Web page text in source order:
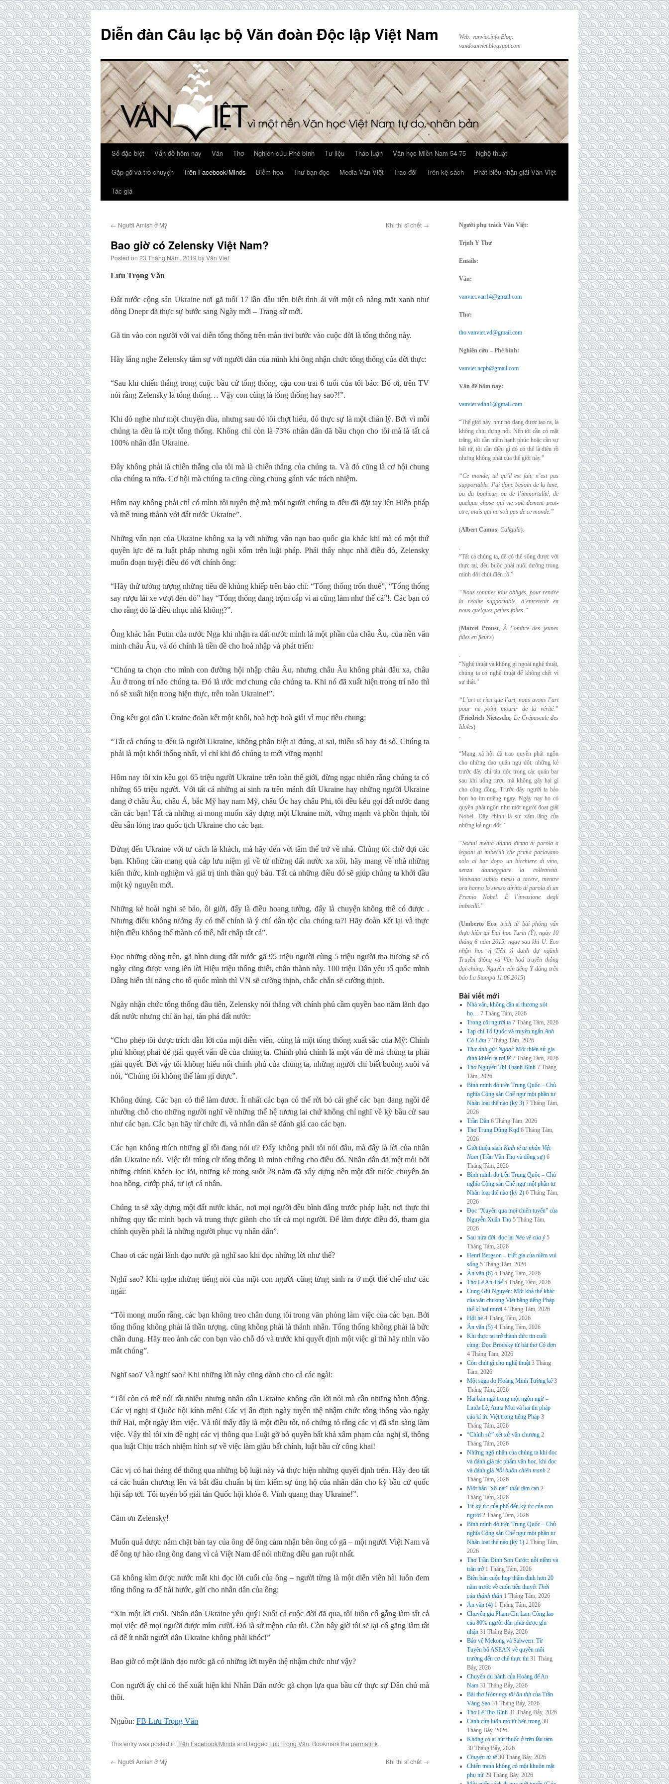
content
Diễn đàn Câu lạc bộ Văn đoàn Độc lập Việt Nam
Web: vanviet.info Blog:
vandoanviet.blogspot.com
Số đặc biệt Vấn đề hôm nay Văn Thơ Nghiên cứu Phê bình Tư liệu Thảo luận Văn học Miền Nam 54-75
Nghệ thuật
Gặp gỡ và trò chuyện
Trên Facebook/Minds Biếm họa Thư bạn đọc Media Văn Việt Trao đổi Trên kệ sách
Phát biểu nhận giải Văn Việt
Tác giả
← Người Amish ở Mỹ Khi thi sĩ chết →
Bao giờ có Zelensky Việt Nam?
Posted on 23 Tháng Năm, 2019 byVăn Việt
Lưu Trọng Văn
Đất nước cộng sản Ukraine nơi gã tuổi 17 lần đầu tiên biết tình ái với một cô nàng mắt xanh như
dòng Dnepr đã thực sự bước sang Ngày mới – Trang sử mới.
Gã tin vào con người với vai diễn tổng thống trên màn tivi bước vào cuộc đời là tổng thống này.
Hãy lắng nghe Zelensky tâm sự với người dân của mình khi ông nhận chức tổng thống của đời thực:
“Sau khi chiến thắng trong cuộc bầu cử tổng thống, cậu con trai 6 tuổi của tôi bảo: Bố ơi, trên TV
nói rằng Zelensky là tổng thống… Vậy con cũng là tổng thống hay sao?!”.
Khi đó nghe như một chuyện đùa, nhưng sau đó tôi chợt hiểu, đó thực sự là một chân lý. Bởi vì mỗi
chúng ta đều là một tổng thống. Không chỉ còn là 73% nhân dân đã bầu chọn cho tôi mà là tất cả
100% nhân dân Ukraine.
Đây không phải là chiến thắng của tôi mà là chiến thắng của chúng ta. Và đó cũng là cơ hội chung
của chúng ta nữa. Cơ hội mà chúng ta cũng cùng chung gánh vác trách nhiệm.
Hôm nay không phải chỉ có mình tôi tuyên thệ mà mỗi người chúng ta đều đã đặt tay lên Hiến pháp
và thề trung thành với đất nước Ukraine”.
Những vấn nạn của Ukraine không xa lạ với những vấn nạn bao quốc gia khác khi mà có một thứ
quyền lực đẻ ra luật pháp nhưng ngồi xổm trên luật pháp. Phải thấy nhục nhã điều đó, Zelensky
muốn đoạn tuyệt điều đó với chính ông:
“Hãy thử tưởng tượng những tiêu đề khủng khiếp trên báo chí: “Tổng thống trốn thuế”, “Tổng thống
say rượu lái xe vượt đèn đỏ” hay “Tổng thống đang trộm cắp vì ai cũng làm như thế cả”!. Các bạn có
cho rằng đó là điều nhục nhã không?”.
Ông khác hẳn Putin của nước Nga khi nhận ra đất nước mình là một phần của châu Âu, của nền văn
minh châu Âu, và đó chính là tiền đề cho hoà nhập và phát triển:
“Chúng ta chọn cho mình con đường hội nhập châu Âu, nhưng châu Âu không phải đâu xa, châu
Âu ở trong trí não chúng ta. Đó là ước mơ chung của chúng ta. Khi nó đã xuất hiện trong trí não thì
nó sẽ xuất hiện trong hiện thực, trên toàn Ukraine!”.
Ông kêu gọi dân Ukraine đoàn kết một khối, hoà hợp hoà giải vì mục tiêu chung:
“Tất cả chúng ta đều là người Ukraine, không phân biệt ai đúng, ai sai, thiểu số hay đa số. Chúng ta
phải là một khối thống nhất, vì chỉ khi đó chúng ta mới vững mạnh!
Hôm nay tôi xin kêu gọi 65 triệu người Ukraine trên toàn thế giới, đừng ngạc nhiên rằng chúng ta có
những 65 triệu người. Với tất cả những ai sinh ra trên mảnh đất Ukraine hay những người Ukraine
đang ở châu Âu, châu Á, bắc Mỹ hay nam Mỹ, châu Úc hay châu Phi, tôi đều kêu gọi đất nước đang
cần các bạn! Tất cả những ai mong muốn xây dựng một Ukraine mới, vững mạnh và phồn thịnh, tôi
đều sẵn lòng trao quốc tịch Ukraine cho các bạn.
Đừng đến Ukraine với tư cách là khách, mà hãy đến với tâm thế trở về nhà. Chúng tôi chờ đợi các
bạn. Không cần mang quà cáp lưu niệm gì về từ những đất nước xa xôi, hãy mang về nhà những
kiến thức, kinh nghiệm và giá trị tinh thần quý báu. Tất cả những điều đó sẽ giúp chúng ta khởi đầu
một kỷ nguyên mới.
Những kẻ hoài nghi sẽ bảo, ôi giời, đấy là điều hoang tưởng, đấy là chuyện không thể có được .
Nhưng điều không tưởng ấy có thể chính là ý chí dân tộc của chúng ta?! Hãy đoàn kết lại và thực
hiện điều không thể thành có thể, bất chấp tất cả”.
Đọc những dòng trên, gã hình dung đất nước gã 95 triệu người cùng 5 triệu người tha hương sẽ có
ngày cũng được vang lên lời Hiệu triệu thống thiết, chân thành này. 100 triệu Dân yêu tổ quốc mình
Dâng hiến tài năng cho tổ quốc mình thì VN sẽ cường thịnh, chắc chắn sẽ cường thịnh.
Ngày nhận chức tổng thống đầu tiên, Zelensky nói thẳng với chính phủ cầm quyền bao năm lãnh đạo
đất nước nhưng chỉ ăn hại, tàn phá đất nước:
“Cho phép tôi được trích dẫn lời của một diễn viên, cũng là một tổng thống xuất sắc của Mỹ: Chính
phủ không phải để giải quyết vấn đề của chúng ta. Chính phủ chính là một vấn đề mà chúng ta phải
giải quyết. Bởi vậy tôi không hiểu nổi chính phủ của chúng ta, những người chỉ biết buông xuôi và
nói, “Chúng tôi không thể làm gì được”.
Không đúng. Các bạn có thể làm đươc. Ít nhất các bạn có thể rời bỏ cái ghế các bạn đang ngồi để
nhường chỗ cho những người nghĩ về những thế hệ tương lai chứ không chỉ nghĩ về kỳ bầu cử sau
như các bạn. Các bạn hãy từ chức đi, và nhân dân sẽ đánh giá cao các bạn.
Các bạn không thích những gì tôi đang nói ư? Đấy không phải tôi nói đâu, mà đấy là lời của nhân
dân Ukraine nói. Việc tôi trúng cử tổng thống là minh chứng cho điều đó. Nhân dân đã mệt mỏi bởi
những chính khách lọc lõi, những kẻ trong suốt 28 năm đã xây dựng nên một đất nước chuyên ăn
hoa hồng, cướp phá, tư lợi cá nhân.
Chúng ta sẽ xây dựng một đất nước khác, nơi mọi người đều bình đẳng trước pháp luật, nơi thực thi
những quy tắc minh bạch và trung thực giành cho tất cả mọi người. Để làm được điều đó, tham gia
chính quyền phải là những người phục vụ nhân dân”.
Chao ơi các ngài lãnh đạo nước gã nghĩ sao khi đọc những lời như thế?
Nghĩ sao? Khi nghe những tiếng nói của một con người cũng từng sinh ra ở một thể chế như các
ngài:
“Tôi mong muốn rằng, các bạn không treo chân dung tôi trong văn phòng làm việc của các bạn. Bởi
tổng thống không phải là thần tượng, cũng không phải là thánh nhân. Tổng thống không phải là bức
chân dung. Hãy treo ảnh các con bạn vào chỗ đó và trước khi quyết định một việc gì thì hãy nhìn vào
mắt chúng”.
Nghĩ sao? Và nghĩ sao? Khi những lời này cũng dành cho cả các ngài:
“Tôi còn có thể nói rất nhiều nhưng nhân dân Ukraine không cần lời nói mà cần những hành động.
Các vị nghị sĩ Quốc hội kính mến! Các vị ấn định ngày tuyên thệ nhậm chức tổng thống vào ngày
thứ Hai, một ngày làm việc. Và tôi thấy đây là một điều tốt, nó chứng tỏ rằng các vị đã sẵn sàng làm
việc. Vậy thì tôi xin đề nghị các vị thông qua Luật gỡ bỏ quyền bất khả xâm phạm của nghị sĩ, thông
qua luật Chịu trách nhiệm hình sự về việc làm giàu bất chính, luật bầu cử công khai!
Các vị có hai tháng để thông qua những bộ luật này và thực hiện những quyết định trên. Hãy đeo tất
cả các huân chương lên và bắt đầu chuẩn bị tìm kiếm sự ủng hộ của nhân dân cho kỳ bầu cử quốc
hội sắp tới. Tôi tuyên bố giải tán Quốc hội khóa 8. Vinh quang thay Ukraine!”.
Cám ơn Zelensky!
Muốn quá được nắm chặt bàn tay của ông để ông cảm nhận bên ông có gã – một người Việt Nam và
để ông tự hào rằng ông đang vì cả Việt Nam để nói những điều gan ruột nhất.
Gã không kìm được nước mắt khi đọc lời cuối của ông – người từng là một diễn viên hài luôn đem
tổng thống ra để hài hước, gửi cho nhân dân của ông:
“Xin một lời cuối. Nhân dân Ukraine yêu quý! Suốt cả cuộc đời đã qua, tôi luôn cố gắng làm tất cả
mọi việc để mọi người được mỉm cười. Đó là sứ mệnh của tôi. Còn bây giờ tôi sẽ lại cố gằng làm tất
cả để ít nhất người dân Ukraine không phải khóc!”
Bao giờ có một lãnh đạo nước gã có những lời tuyên thệ nhậm chức như vậy?
Con người ấy chỉ có thể xuất hiện khi Nhân Dân nước gã chọn lựa qua bầu cử thực sự Dân chủ mà
thôi.
Nguồn: FB Lưu Trọng Văn
This entry was posted in Trên Facebook/Mindsand tagged Lưu Trọng Văn. Bookmark the permalink.
← Người Amish ở Mỹ Khi thi sĩ chết →
Người phụ trách Văn Việt:
Trịnh Y Thư
Emails:
Văn:
vanviet.van14@gmail.com
Thơ:
tho.vanviet.vd@gmail.com
Nghiên cứu – Phê bình:
vanviet.ncpb@gmail.com
Vấn đề hôm nay:
vanviet.vdhn1@gmail.com
“Thế giới này, như nó đang được tạo ra, là
không chịu đựng nổi. Nên tôi cần có mặt
trăng, tôi cần niềm hạnh phúc hoặc cần sự
bất tử, tôi cần điều gì đó có thể là điên rồ
nhưng không phải của thế giới này.”
“Ce monde, tel qu’il est fait, n’est pas
supportable. J’ai donc besoin de la lune,
ou du bonheur, ou de l’immortalité, de
quelque chose qui ne soit dement peut-
etre, mais qui ne soit pas de ce monde.”
(Albert Camus, Caligula).
.
“Tất cả chúng ta, để có thể sống được với
thực tại, đều buộc phải nuôi dưỡng trong
mình đôi chút điên rồ.”
“Nous sommes tous obligés, pour rendre
la realite supportable, d’entretenir en
nous quelques petites folies.”
(Marcel Proust,À l’ombre des jeunes
filles en fleurs)
.
“Nghệ thuật và không gì ngoài nghệ thuật,
chúng ta có nghệ thuật để không chết vì
sự thật.”
“L’art et rien que l’art, nous avons l’art
pour ne point mourir de la vérité.”
(Friedrich Nietzsche, Le Crépuscule des
Idoles)
.
“Mạng xã hội đã trao quyền phát ngôn
cho những đạo quân ngu dốt, những kẻ
trước đây chỉ tán dóc trong các quán bar
sau khi uống rượu mà không gây hại gì
cho cộng đồng. Trước đây người ta bảo
bọn họ im miệng ngay. Ngày nay họ có
quyền phát ngôn như một người đoạt giải
Nobel. Đây chính là sự xâm lăng của
những kẻ ngu dốt.”
“Social media danno diritto di parola a
legioni di imbecilli che prima parlavano
solo albar dopo un bicchiere di vino,
senza danneggiare la collettività.
Venivano subito messi a tacere, mentre
ora hanno lo stesso diritto di parola di un
Premio Nobel. È l’invasione degli
imbecilli.”
(Umberto Eco,trích từ bài phỏng vấn
thực hiện tại Đại học Turin (Ý), ngày 10
tháng 6 năm 2015, ngay sau khi U. Eco
nhận học vị Tiến sĩ danh dự ngành
Truyền thông và Văn hoá truyền thông
đại chúng. Nguyên văn tiếng Ý đăng trên
báo La Stampa 11.06.2015)
Bài viết mới
Nhà văn, không cần ai thương xót
họ… 7 Tháng Tám, 2026
Trong cõi người ta 7 Tháng Tám, 2026
Tạp chí Tổ Quốc và truyện ngắnAnh
Cò Lấm 7 Tháng Tám, 2026
Thư tình gửi Ngoại: Một thiên sử gia
đình khiến ta rơi lệ 7 Tháng Tám, 2026
Thơ Nguyễn Thị Thanh Bình 7 Tháng
Tám, 2026
Bình minh đỏ trên Trung Quốc – Chủ
nghĩa Cộng sản Chế ngự một phần tư
Nhân loại thế nào (kỳ 3) 7 Tháng Tám,
2026
Trần Dần 6 Tháng Tám, 2026
Thơ Trung Dũng Kqđ 6 Tháng Tám,
2026
Giới thiệu sách Kinh tế tư nhân Việt
Nam (Trần Văn Thọ và đồng sự) 6
Tháng Tám, 2026
Bình minh đỏ trên Trung Quốc – Chủ
nghĩa Cộng sản Chế ngự một phần tư
Nhân loại thế nào (kỳ 2) 6 Tháng Tám,
2026
Đọc “Xuyên qua mọi chiến tuyến” của
Nguyễn Xuân Thọ 5 Tháng Tám,
2026
Sau nửa đời, đọc lại Nẻo về của ý 5
Tháng Tám, 2026
Henri Bergson – triết gia của niềm vui
sống 5 Tháng Tám, 2026
Án văn (6) 5 Tháng Tám, 2026
Thơ Lê An Thế 5 Tháng Tám, 2026
Cung Giũ Nguyên: Một khả thể khác
của văn chương Việt bằng tiếng Pháp
thế kỉ hai mươi 4 Tháng Tám, 2026
Hội hè 4 Tháng Tám, 2026
Án văn (5) 4 Tháng Tám, 2026
Khi thực tại trở thành đức tin cuối
cùng: Đọc Brodsky từ bài thơCô đơn
4 Tháng Tám, 2026
Còn chút gì cho nghệ thuật 3 Tháng
Tám, 2026
Một saga do Hoàng Minh Tường kể 3
Tháng Tám, 2026
Hai bản ngã trong một ngôn ngữ –
Linda Lê, Anna Moï và hai thi pháp
của kí ức Việt trong tiếng Pháp 3
Tháng Tám, 2026
“Chính sử” xét xử văn chương 2
Tháng Tám, 2026
Những ngộ nhận của chúng ta khi đọc
và đánh giá tác phẩm văn học, khi đọc
và đánh giá Nỗi buồn chiến tranh 2
Tháng Tám, 2026
Một bản “xô-nát” thấu tâm can 2
Tháng Tám, 2026
Từ ký ức của phố đến ký ức của con
người 2 Tháng Tám, 2026
Bình minh đỏ trên Trung Quốc – Chủ
nghĩa Cộng sản Chế ngự một phần tư
Nhân loại thế nào (kỳ 1) 2 Tháng Tám,
2026
Thơ Trần Đình Sơn Cước: nỗi niềm và
trăn trở 1 Tháng Tám, 2026
Biên bản cuộc họp thẩm định hơn 20
năm trước về cuốn tiểu thuyếtThời
của thánh thần 1 Tháng Tám, 2026
Án văn (4) 1 Tháng Tám, 2026
Chuyên gia Phạm Chi Lan: Công lao
của 80% người dân phải được ghi
nhận 31 Tháng Bảy, 2026
Bảo vệ Mekong và Salween: Từ
Tuyên bố ASEAN về quyền môi
trường đến cơ chế thực thi 31 Tháng
Bảy, 2026
Chuyến du hành của Hoàng đế An
Nam 31 Tháng Bảy, 2026
Bài thơHôm nay tôi ăn thịtcủa Trần
Vàng Sao 31 Tháng Bảy, 2026
Thơ Lê Thọ Bình 31 Tháng Bảy, 2026
Cánh cửa luôn mở từ bên trong 30
Tháng Bảy, 2026
Không có ai hút thuốc ở trên lầu tám
30 Tháng Bảy, 2026
Chuyện tử tế 30 Tháng Bảy, 2026
Chiến tranh không có một khuôn mặt
phụ nữ 29 Tháng Bảy, 2026